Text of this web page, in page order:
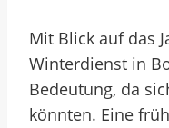
Mit Blick auf das
Winterdienst in
Bedeutung, da
könnten. Eine